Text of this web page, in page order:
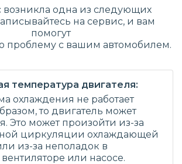
возникла одна из следующих
на сервис, и вам
помогут
проблему с вашим автомобилем.
температура двигателя:
охлаждения не работает
то двигатель может
Это может произойти из-за
циркуляции охлаждающей
из-за неполадок в
вентиляторе или насосе.